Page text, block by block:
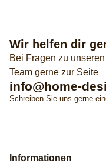
Wir helfen dir
Bei Fragen zu
Team gerne zur Seite
info@home-
Schreiben Sie uns gerne
Informationen